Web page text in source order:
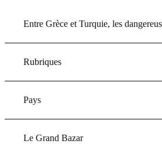
Entre Grèce et Turquie, les
Rubriques
Pays
Le Grand Bazar